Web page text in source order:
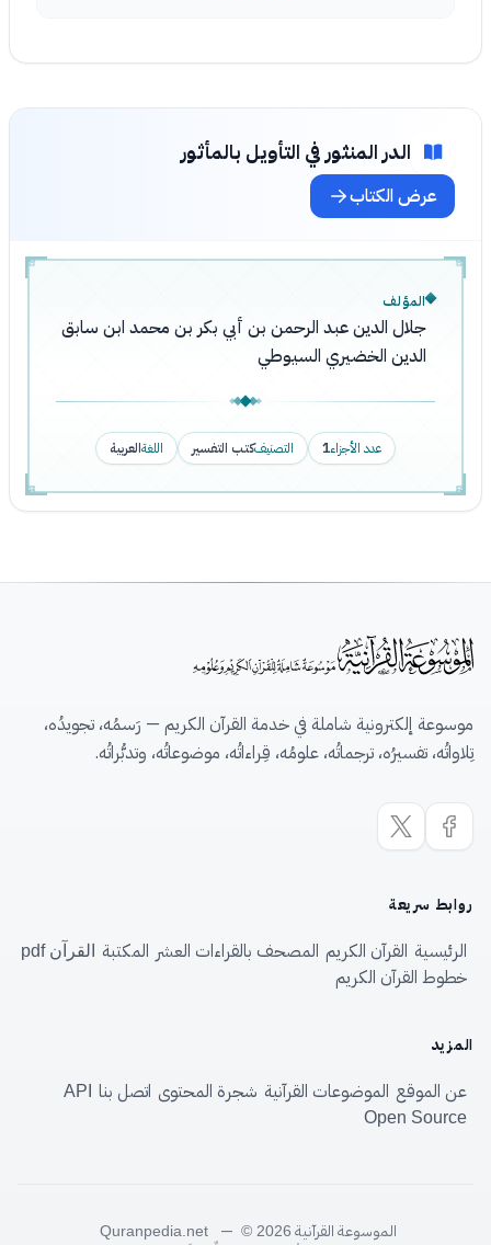
الدر المنثور في التأويل بالمأثور
عرض الكتاب
المؤلف
جلال الدين عبد الرحمن بن أبي بكر بن محمد ابن سابق
الدين الخضيري السيوطي
عدد الأجزاء1 التصنيفكتب التفسير اللغةالعربية
موسوعة إلكترونية شاملة في خدمة القرآن الكريم — رَسمُه، تجويدُه،
تِلاواتُه، تفسيرُه، ترجماتُه، علومُه، قِراءاتُه، موضوعاتُه، وتدبُّراتُه.
روابط سريعة
الرئيسية القرآن الكريم المصحف بالقراءات العشر المكتبة القرآن pdf
خطوط القرآن الكريم
المزيد
عن الموقع الموضوعات القرآنية شجرة المحتوى اتصل بنا
API
Open Source
الموسوعة القرآنية Quranpedia.net — © 2026